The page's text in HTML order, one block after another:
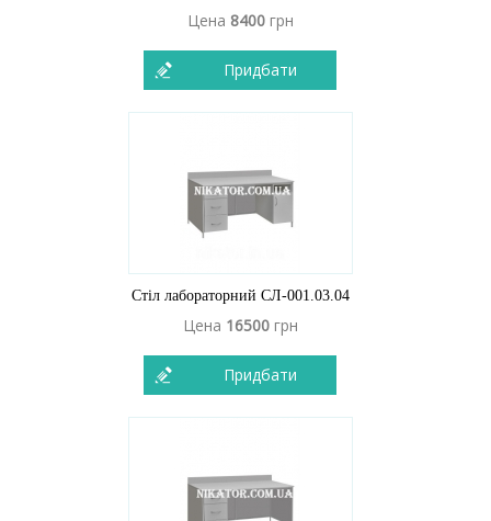
Цена 8400грн
Придбати
Стіл лабораторний СЛ-001.03.04
Цена 16500грн
Придбати